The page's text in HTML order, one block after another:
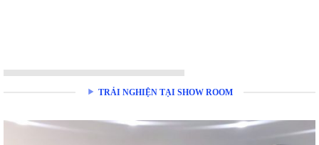
TRẢI NGHIỆN TẠI SHOW ROOM